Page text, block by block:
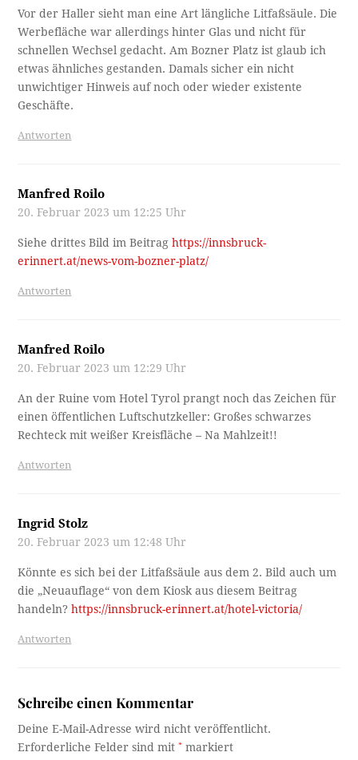
Vor der Haller sieht man eine Art längliche Litfaßsäule. Die
Werbefläche war allerdings hinter Glas und nicht für
schnellen Wechsel gedacht. Am Bozner Platz ist glaub ich
etwas ähnliches gestanden. Damals sicher ein nicht
unwichtiger Hinweis auf noch oder wieder existente
Geschäfte.
Antworten
Manfred Roilo
20. Februar 2023 um 12:25 Uhr
Siehe drittes Bild im Beitraghttps://innsbruck-
erinnert.at/news-vom-bozner-platz/
Antworten
Manfred Roilo
20. Februar 2023 um 12:29 Uhr
An der Ruine vom Hotel Tyrol prangt noch das Zeichen für
einen öffentlichen Luftschutzkeller: Großes schwarzes
Rechteck mit weißer Kreisfläche – Na Mahlzeit!!
Antworten
Ingrid Stolz
20. Februar 2023 um 12:48 Uhr
Könnte es sich bei der Litfaßsäule aus dem 2. Bild auch um
die „Neuauflage“ von dem Kiosk aus diesem Beitrag
handeln?https://innsbruck-erinnert.at/hotel-victoria/
Antworten
Schreibe einen Kommentar
Deine E-Mail-Adresse wird nicht veröffentlicht.
Erforderliche Felder sind mit* markiert